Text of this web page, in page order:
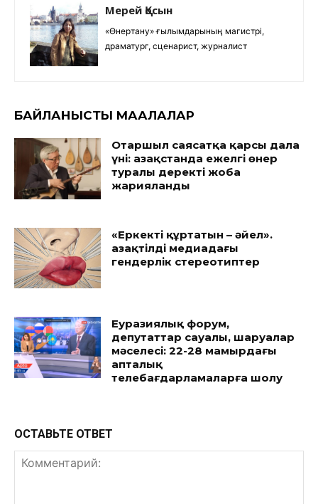
Мерей Қосын
«Өнертану» ғылымдарының магистрі,
драматург, сценарист, журналист
БАЙЛАНЫСТЫ МАҚАЛАЛАР
Отаршыл саясатқа қарсы дала
үні: Қазақстанда ежелгі өнер
туралы деректі жоба
жарияланды
«Еркекті құртатын – әйел».
Қазақтілді медиадағы
гендерлік стереотиптер
Еуразиялық форум,
депутаттар сауалы, шаруалар
мәселесі: 22-28 мамырдағы
апталық
телебағдарламаларға шолу
ОСТАВЬТЕ ОТВЕТ